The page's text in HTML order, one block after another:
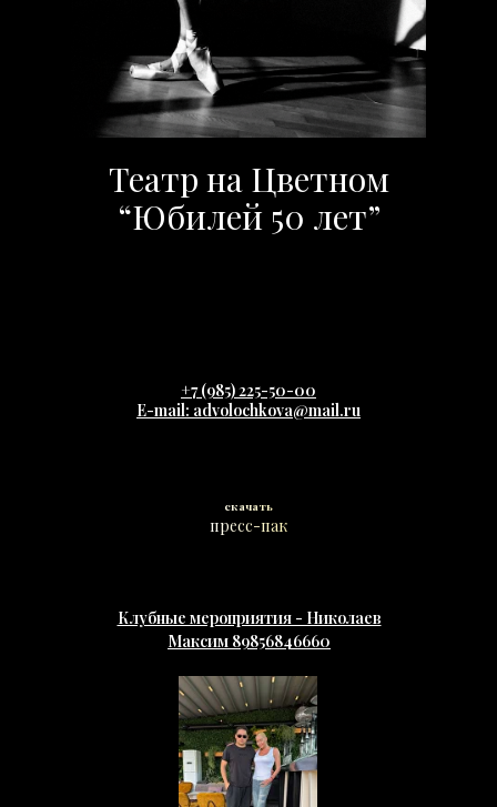
Театр на Цветном
“Юбилей 50 лет”
скачать
пресс-пак
+7 (985) 225-50-00
E-mail: advolochkova@mail.ru
Клубные мероприятия - Николаев
Максим 89856846660